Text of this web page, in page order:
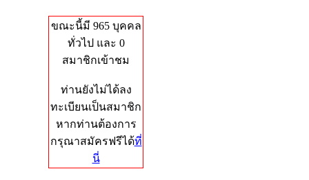
ขณะนี้มี 965 บุคคล
ทั่วไป และ 0
สมาชิกเข้าชม
ท่านยังไม่ได้ลง
ทะเบียนเป็นสมาชิก
หากท่านต้องการ
กรุณาสมัครฟรีได้ที่
นี่